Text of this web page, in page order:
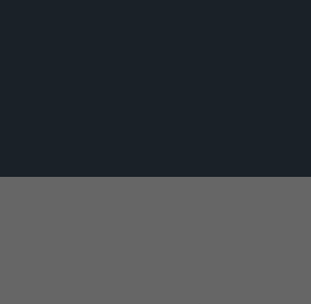
You
shall
You can